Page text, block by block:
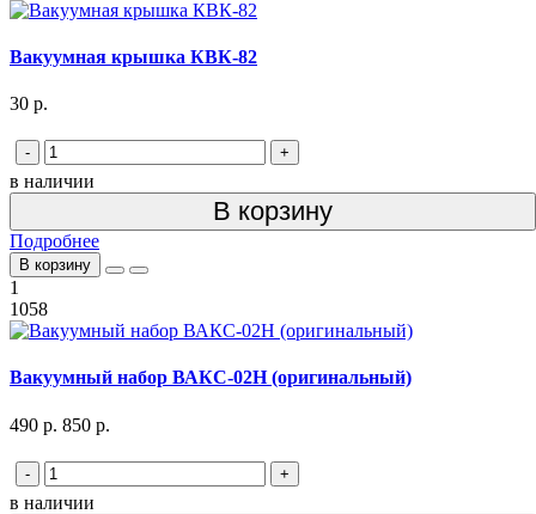
Вакуумная крышка КВК-82
30 р.
- +
в наличии
В корзину
Подробнее
В корзину
1
1058
Вакуумный набор ВАКС-02Н (оригинальный)
490 р. 850 р.
- +
в наличии